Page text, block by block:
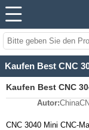
Kaufen Best CNC
ChinaCNCzone
Autor:
CNC 3040 Mini CNC-